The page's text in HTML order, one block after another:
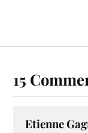
15
Etienne